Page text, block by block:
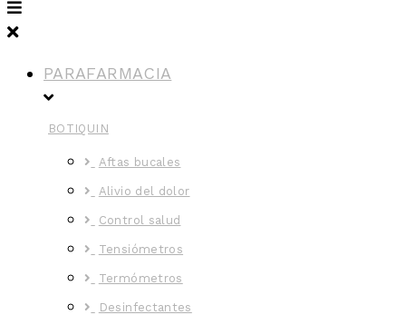
PARAFARMACIA
BOTIQUIN
Aftas bucales
Alivio del dolor
Control salud
Tensiómetros
Termómetros
Desinfectantes